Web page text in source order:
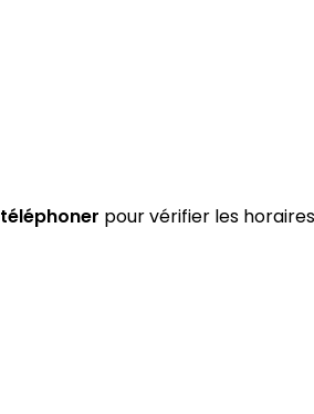
téléphoner pour vérifier les